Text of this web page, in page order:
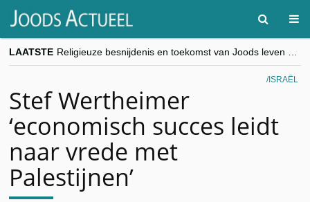
LAATSTE
“Besnijdenisdebat toont hoe moeilijk seculiere Westen minderheden begrijpt”, Jinnih Beels (Vooruit)
CITYTRIP | ROEMENIË – Boekarest: de verrassing van Oost-Europa
ISRAËL
Stef Wertheimer
‘economisch succes leidt
naar vrede met
Palestijnen’